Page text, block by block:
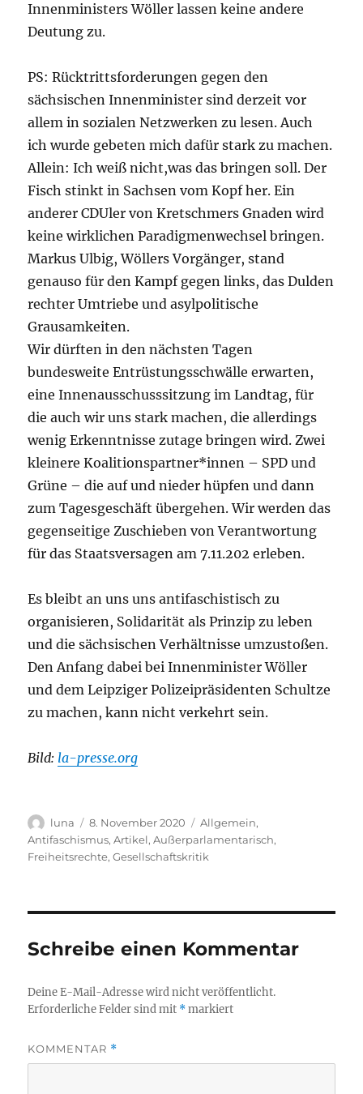
Innenministers Wöller lassen keine andere
Deutung zu.
PS: Rücktrittsforderungen gegen den
sächsischen Innenminister sind derzeit vor
allem in sozialen Netzwerken zu lesen. Auch
ich wurde gebeten mich dafür stark zu machen.
Allein: Ich weiß nicht,was das bringen soll. Der
Fisch stinkt in Sachsen vom Kopf her. Ein
anderer CDUler von Kretschmers Gnaden wird
keine wirklichen Paradigmenwechsel bringen.
Markus Ulbig, Wöllers Vorgänger, stand
genauso für den Kampf gegen links, das Dulden
rechter Umtriebe und asylpolitische
Grausamkeiten.
Wir dürften in den nächsten Tagen
bundesweite Entrüstungsschwälle erwarten,
eine Innenausschusssitzung im Landtag, für
die auch wir uns stark machen, die allerdings
wenig Erkenntnisse zutage bringen wird. Zwei
kleinere Koalitionspartner*innen – SPD und
Grüne – die auf und nieder hüpfen und dann
zum Tagesgeschäft übergehen. Wir werden das
gegenseitige Zuschieben von Verantwortung
für das Staatsversagen am 7.11.202 erleben.
Es bleibt an uns uns antifaschistisch zu
organisieren, Solidarität als Prinzip zu leben
und die sächsischen Verhältnisse umzustoßen.
Den Anfang dabei bei Innenminister Wöller
und dem Leipziger Polizeipräsidenten Schultze
zu machen, kann nicht verkehrt sein.
Bild: la-presse.org
Autor
luna
Veröffentlicht
am
8. November 2020 Kategorien
Allgemein,
Antifaschismus,Artikel,Außerparlamentarisch,
Freiheitsrechte,Gesellschaftskritik
Schreibe einen Kommentar
Deine E-Mail-Adresse wird nicht veröffentlicht.
Erforderliche Felder sind mit *markiert
KOMMENTAR *